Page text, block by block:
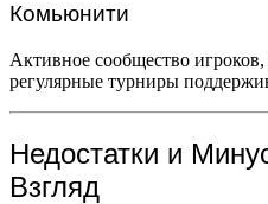
Комьюнити
Активное сообщество
регулярные турниры
Недостатки и
Взгляд